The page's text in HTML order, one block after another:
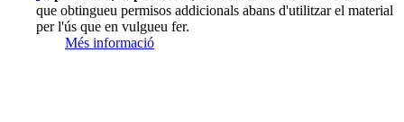
que obtingueu permisos addicionals abans d'utilitzar el material
per l'ús que en vulgueu fer.
Més informació